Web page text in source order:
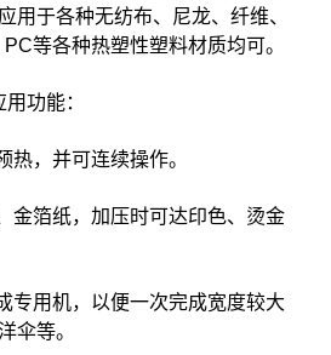
用于各种无纺布、尼龙、纤维、
等各种热塑性塑料材质均可。
功能：
热，并可连续操作。
金箔纸，加压时可达印色、烫金
专用机，以便一次完成宽度较大
伞等。